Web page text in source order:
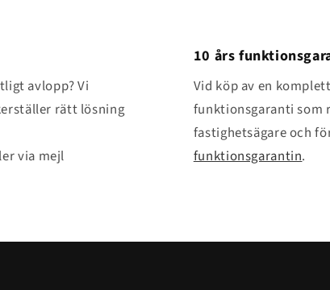
avlopp? Vi
rätt lösning
via mejl
10 års
Vid köp av en
funktionsgaranti som
fastighetsägare och
funktionsgarantin.